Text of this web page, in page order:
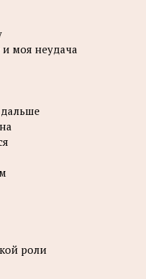
и моя неудача
дальше
роли